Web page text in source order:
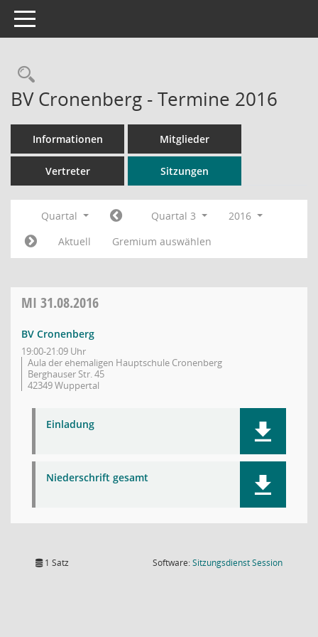
Toggle navigation
Rechercheauswahl
BV Cronenberg - Termine 2016
Informationen Mitglieder
Vertreter Sitzungen
Quartal Quartal 3
2016
Aktuell
Gremium auswählen
MI 31.08.2016
BV Cronenberg
19:00-21:09 Uhr
Aula der ehemaligen Hauptschule Cronenberg
Berghauser Str. 45
42349 Wuppertal
Einladung
Niederschrift gesamt
1 Satz Software:SitzungsdienstSession(Wird in